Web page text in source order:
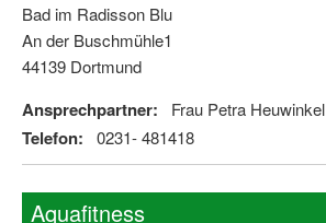
Bad im Radisson Blu
An der Buschmühle1
44139 Dortmund
Ansprechpartner: Frau Petra Heuwinkel
Telefon: 0231- 481418
Aquafitness